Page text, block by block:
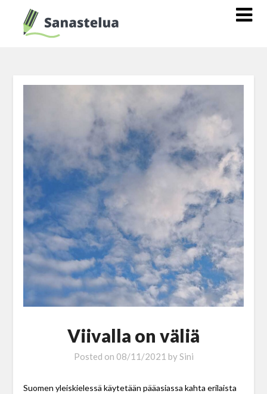
Viivalla on väliä
Posted on 08/11/2021 by Sini
Suomen yleiskielessä käytetään pääasiassa kahta erilaista